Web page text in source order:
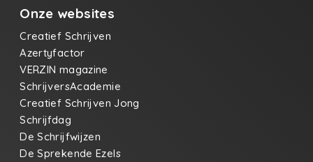
Onze websites
Creatief Schrijven
Azertyfactor
VERZIN magazine
SchrijversAcademie
Creatief Schrijven Jong
Schrijfdag
De Schrijfwijzen
De Sprekende Ezels